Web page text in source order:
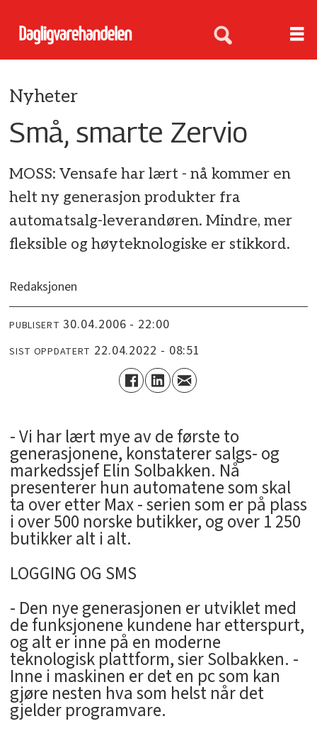
Nyheter
Små, smarte Zervio
MOSS: Vensafe har lært - nå kommer en
helt ny generasjon produkter fra
automatsalg-leverandøren. Mindre, mer
fleksible og høyteknologiske er stikkord.
Redaksjonen
PUBLISERT 30.04.2006 - 22:00
SIST OPPDATERT 22.04.2022 - 08:51
- Vi har lært mye av de første to
generasjonene, konstaterer salgs- og
markedssjef Elin Solbakken. Nå
presenterer hun automatene som skal
ta over etter Max - serien som er på plass
i over 500 norske butikker, og over 1 250
butikker alt i alt.
LOGGING OG SMS
- Den nye generasjonen er utviklet med
de funksjonene kundene har etterspurt,
og alt er inne på en moderne
teknologisk plattform, sier Solbakken. -
Inne i maskinen er det en pc som kan
gjøre nesten hva som helst når det
gjelder programvare.